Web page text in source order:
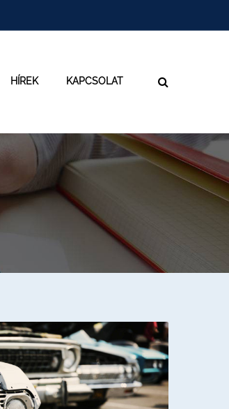
HÍREK KAPCSOLAT